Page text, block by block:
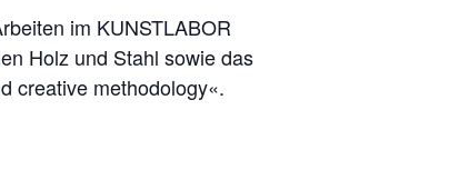
im KUNSTLABOR
Holz und Stahl sowie das
creative methodology«.